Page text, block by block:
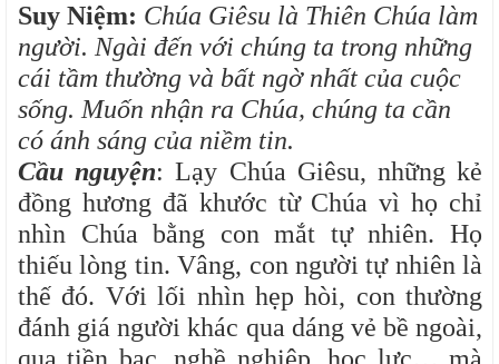
Suy Niệm: Chúa Giêsu là Thiên Chúa làm
người. Ngài đến với chúng ta trong những
cái tầm thường và bất ngờ nhất của cuộc
sống. Muốn nhận ra Chúa, chúng ta cần
có ánh sáng của niềm tin.
Cầu nguyện: Lạy Chúa Giêsu, những kẻ
đồng hương đã khước từ Chúa vì họ chỉ
nhìn Chúa bằng con mắt tự nhiên. Họ
thiếu lòng tin. Vâng, con người tự nhiên là
thế đó. Với lối nhìn hẹp hòi, con thường
đánh giá người khác qua dáng vẻ bề ngoài,